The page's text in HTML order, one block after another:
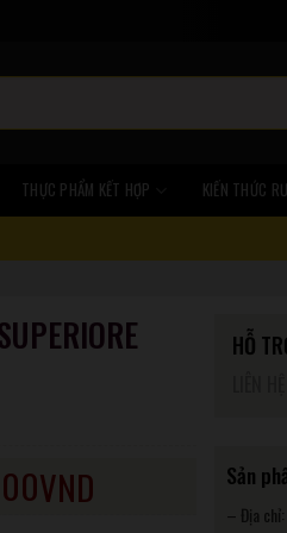
THỰC PHẨM KẾT HỢP KIẾN THỨC
VND
HỖ
Sản
– Địa chỉ: